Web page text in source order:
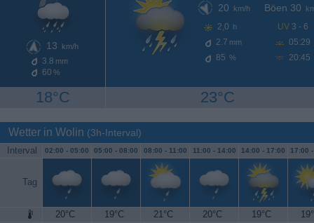
13 km/h
3.8 mm
60 %
18°C
20
km/h
2,0 h
2.7 mm
85 %
Böen 30
UV 3 - 6
05:29
20:45
23°C
Wetter in Wolin (3h-Interval)
Interval 02:00 - 05:00 05:00 - 08:00 08:00 - 11:00 11:00 - 14:00 14:00 - 17:00 17:00
Tag
20°C 19°C 21°C 20°C 19°C
25°C